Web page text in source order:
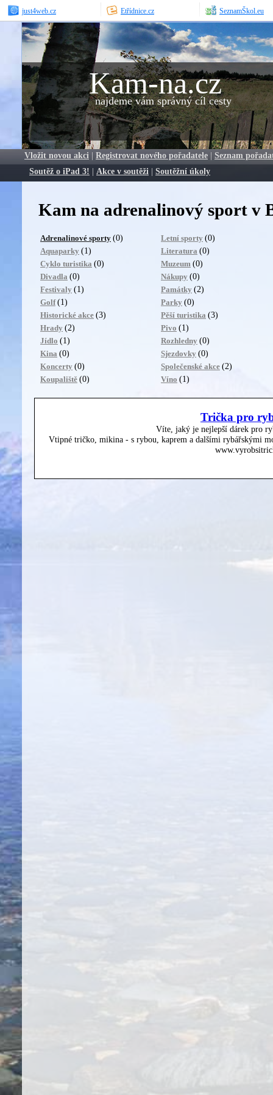
just4web.cz Etřídnice.cz SeznamŠkol.eu
Kam-na.cz
najdeme vám správný cíl cesty
Vložit novou akci | Registrovat nového pořadatele | Seznam
Soutěž o iPad 3! | Akce v soutěži | Soutěžní úkoly
Kam na adrenalinový sport v
Adrenalinové sporty (0)
Aquaparky (1)
Cyklo turistika (0)
Divadla (0)
Festivaly (1)
Golf (1)
Historické akce (3)
Hrady (2)
Jídlo (1)
Kina (0)
Koncerty (0)
Koupaliště (0)
Letní sporty (0)
Literatura (0)
Muzeum (0)
Nákupy (0)
Památky (2)
Parky (0)
Pěší turistika (3)
Pivo (1)
Rozhledny (0)
Sjezdovky (0)
Společenské akce (2)
Víno (1)
Trička pro
Víte, jaký je nejlepší dárek pro
Vtipné tričko, mikina - s rybou, kaprem a dalšími rybářskými